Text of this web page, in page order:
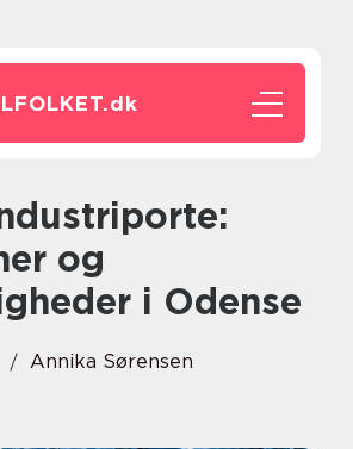
dk
og
i Odense
Annika Sørensen